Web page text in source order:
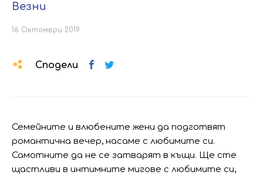
Везни
16 Октомври 2019
Сподели
Семейните и влюбените жени да подготвят
романтична вечер, насаме с любимите си.
Самотните да не се затварят в къщи. Ще сте
щастливи в интимните мигове с любимите си,